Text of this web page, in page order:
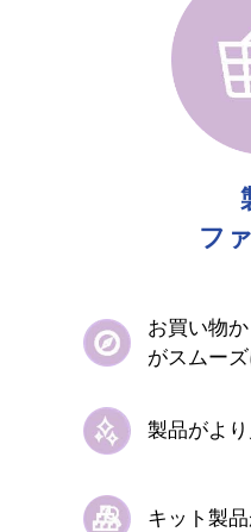
フ
お買い物
がスムーズ
製品がよ
キット製